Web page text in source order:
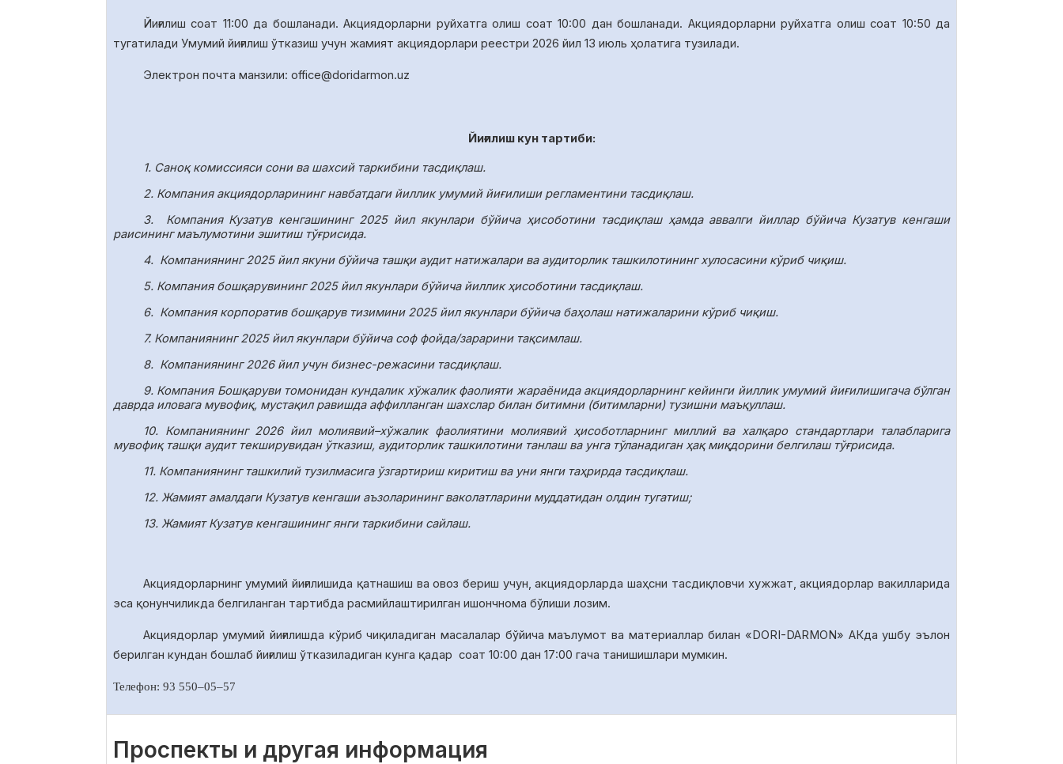
Йиғилиш соат 11:00 да бошланади. Акциядорларни руйхатга олиш соат10:00 дан бошланади. Акциядорларни руйхатга олиш соат 10:50да
тугатилади Умумий йиғилиш ўтказиш учун жамият акциядорлари реестри 2026 йил 13 июль ҳолатига тузилади.
Электрон почта манзили: office@doridarmon.uz
Йиғилиш кун тартиби:
1. Саноқ комиссияси сони ва шахсий таркибини тасдиқлаш.
2. Компания акциядорларининг навбатдаги йиллик умумий йиғилиши регламентини тасдиқлаш.
3.
Компания Кузатув кенгашининг 2025 йил якунлари бўйича ҳисоботини тасдиқлаш ҳамда аввалги йиллар бўйича Кузатув кенгаши
раисининг маълумотини эшитиш тўғрисида.
4. Компаниянинг 2025 йил якуни бўйича ташқи аудит натижалари ва аудиторлик ташкилотининг хулосасини кўриб чиқиш.
5. Компания бошқарувининг 2025 йил якунлари бўйича йиллик ҳисоботини тасдиқлаш.
6. Компания корпоратив бошқарув тизимини 2025 йил якунлари бўйича баҳолаш натижаларини кўриб чиқиш.
7. Компаниянинг 2025 йил якунлари бўйича соф фойда/зарарини тақсимлаш.
8. Компаниянинг 2026 йил учун бизнес-режасини тасдиқлаш.
9. Компания Бошқаруви томонидан кундалик хўжалик фаолияти жараёнида акциядорларнинг кейинги йиллик умумий йиғилишигача бўлган
даврда иловага мувофиқ, мустақил равишда аффилланган шахслар билан битимни (битимларни) тузишни маъқуллаш.
10. Компаниянинг 2026 йил молиявий–хўжалик фаолиятини молиявий ҳисоботларнинг миллий ва халқаро стандартлари талабларига
мувофиқ ташқи аудит текширувидан ўтказиш, аудиторлик ташкилотини танлаш ва унга тўланадиган ҳақ миқдорини белгилаш тўғрисида.
11. Компаниянинг ташкилий тузилмасига ўзгартириш киритиш ва уни янги таҳрирда тасдиқлаш.
12. Жамият амалдаги Кузатув кенгаши аъзоларининг ваколатларини муддатидан олдин тугатиш;
13. Жамият Кузатув кенгашининг янги таркибини сайлаш.
Акциядорларнинг умумий йиғилишида қатнашиш ва овоз бериш учун, акциядорларда шаҳсни тасдиқловчи хужжат, акциядорлар вакилларида
эса қонунчиликда белгиланган тартибда расмийлаштирилган ишончнома бўлиши лозим.
Акциядорлар умумий йиғилишда кўриб чиқиладиган масалалар бўйичамаълумот ва материаллар билан «DORI-DARMON» АКда ушбу эълон
берилган кундан бошлаб йиғилиш ўтказиладиган кунга қадар соат 10:00 дан 17:00 гача танишишлари мумкин.
Телефон: 93 550–05–57
Проспекты и другая информация